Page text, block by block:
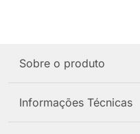
Sobre o produto
Informações Técnicas